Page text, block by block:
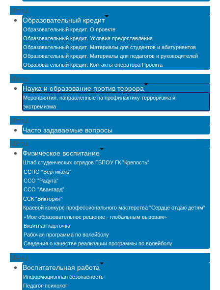
Menu
Образовательный кредит
Образовательный кредит. О проекте
Образовательный кредит. Условия предоставления
Образовательный кредит. Материалы для студентов и абитуриентов
Образовательный кредит. Материалы для педагогов и руководителей
Образовательный кредит. Контакты оператора Проекта
Menu
Наука и образование против террора
Мероприятия, направленные на профилактику терроризма и
экстремизма
Menu
Часто задаваемые вопросы
Menu
Физическое воспитание
Штаб студенческих отрядов ГБПОУ ГК "Крепость"
ССПО "Вертикаль"
ССО "Радуга"
ССО "Авангард"
ССК "Виктория"
Краевой конкурс профессионального мастерства "Сердце отдаю детям"
«Мое образовательное решение - глобальным вызовам»
Визитная карточка
Рабочая программа по волейболу
Сведения о качестве реализации программы по волейболу
Menu
Воспитательная работа
Информационная безопасность
Педагог-психолог